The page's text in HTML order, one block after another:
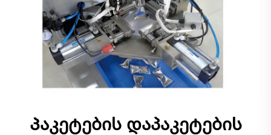
Პაკეტების დაპაკეტების